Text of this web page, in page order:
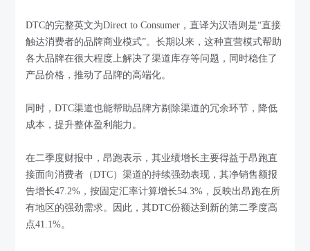
DTC的完整英文为Direct to Consumer，直译为汉语则是“直接
触达消费者的品牌商业模式”。长期以来，这种直营模式帮助
各大品牌在很大程度上解决了渠道库存等问题，同时稳住了
产品价格，推动了品牌的高端化。
同时，DTC渠道也能帮助品牌方剔除渠道的冗余环节，降低
成本，提升整体盈利能力。
在二季度财报中，昂跑表示，其业绩增长主要得益于昂跑直
接面向消费者（DTC）渠道的持续强劲表现，其净销售额报
告增长47.2%，按固定汇率计算增长54.3%，反映出昂跑在所
有地区的强劲需求。因此，其DTC份额达到新的第二季度高
点41.1%。